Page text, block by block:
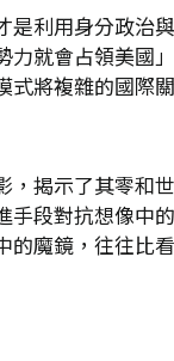
利用身分政
就會占領美
將複雜的國際
揭示了其零
段對抗想像
魔鏡，往往比